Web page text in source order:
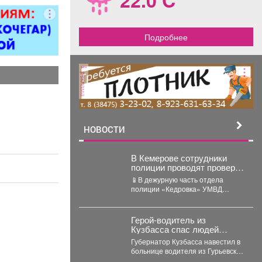
разряда,
руб. 6
от 37000
пакет ООО
Подробнее
реклама
НОВОСТИ
В Кемерове сотрудники
полиции проводят проверку
по факту конфликта между
двумя местными жителями
📱В дежурную часть отдела
полиции «Кедровка» УМВД
обратились двое местных
жителей...
Герой-водитель из
Кузбасса спас людей
ценой своего здоровья
Губернатор Кузбасса навестил в
больнице водителя из Гурьевска,